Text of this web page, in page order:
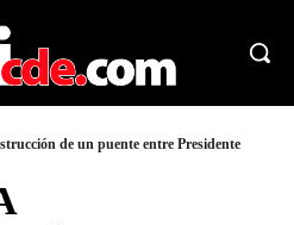
de un puente entre Presidente